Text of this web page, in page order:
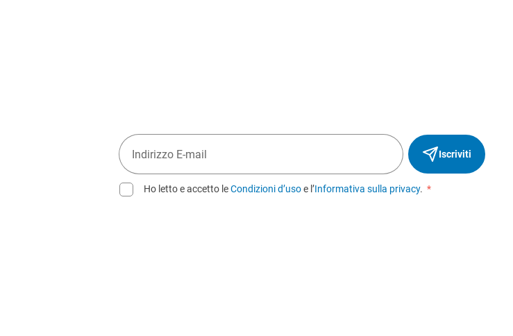
Iscriviti
Ho letto e accetto leCondizioni d’usoe l’Informativa sulla privacy. *